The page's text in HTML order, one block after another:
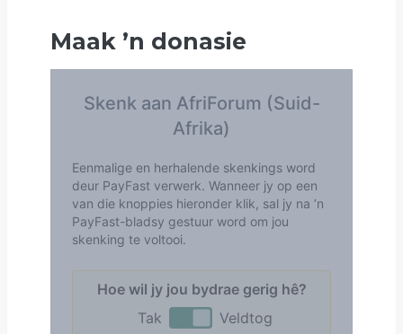
Maak ’n donasie